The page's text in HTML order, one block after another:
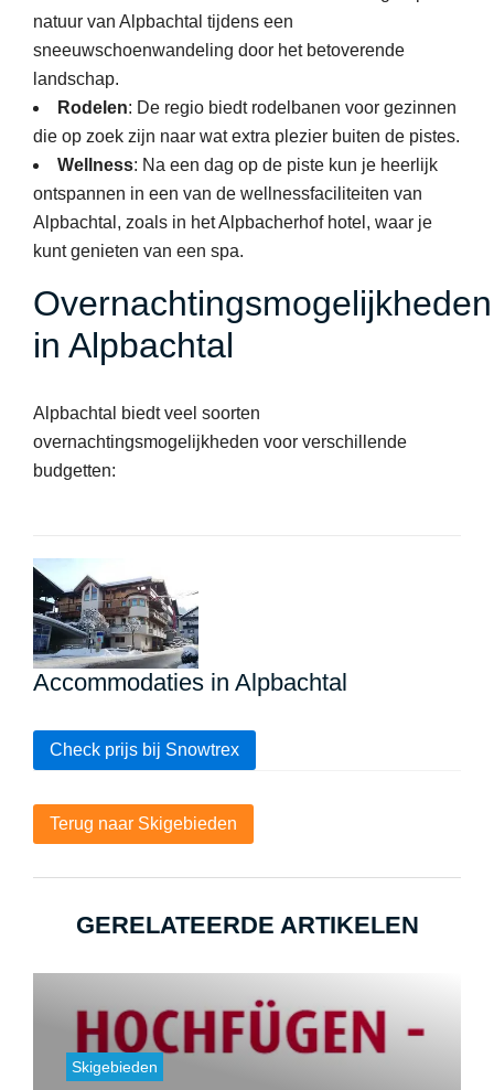
natuur van Alpbachtal tijdens een
sneeuwschoenwandeling door het betoverende
landschap.
Rodelen: De regio biedt rodelbanen voor gezinnen
die op zoek zijn naar wat extra plezier buiten de pistes.
Wellness: Na een dag op de piste kun je heerlijk
ontspannen in een van de wellnessfaciliteiten van
Alpbachtal, zoals in het Alpbacherhof hotel, waar je
kunt genieten van een spa.
Overnachtingsmogelijkheden
in Alpbachtal
Alpbachtal biedt veel soorten
overnachtingsmogelijkheden voor verschillende
budgetten:
Accommodaties in Alpbachtal
Check prijs bij Snowtrex
Terug naar Skigebieden
GERELATEERDE ARTIKELEN
Skigebieden